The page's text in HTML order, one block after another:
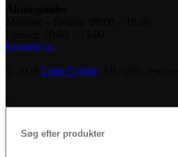
Kontakt os
Loke Cykler. All rights reserved